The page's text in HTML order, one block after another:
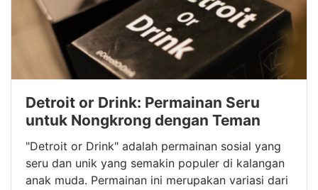
Detroit or Drink: Permainan Seru
untuk Nongkrong dengan Teman
"Detroit or Drink" adalah permainan sosial yang
seru dan unik yang semakin populer di kalangan
anak muda. Permainan ini merupakan variasi dari